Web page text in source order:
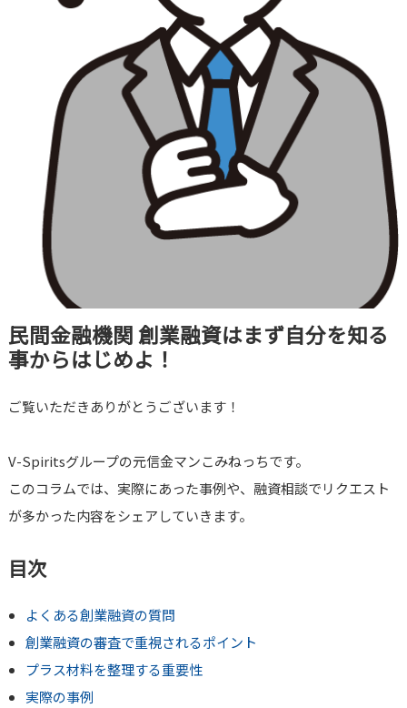
民間金融機関 創業融資はまず自分を知る
事からはじめよ！
ご覧いただきありがとうございます！
V-Spiritsグループの元信金マンこみねっちです。
このコラムでは、実際にあった事例や、融資相談でリクエスト
が多かった内容をシェアしていきます。
目次
よくある創業融資の質問
創業融資の審査で重視されるポイント
プラス材料を整理する重要性
実際の事例